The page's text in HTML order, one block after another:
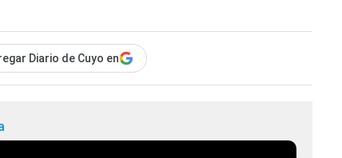
Diario de Cuyo en